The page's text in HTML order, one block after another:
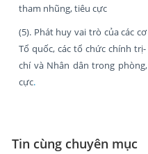
tham nhũng, tiêu cực
(5). Phát huy vai trò của các
Tổ quốc, các tổ chức chính
chí và Nhân dân trong
cực.
Lê Thị
Tin cùng chuyên mục